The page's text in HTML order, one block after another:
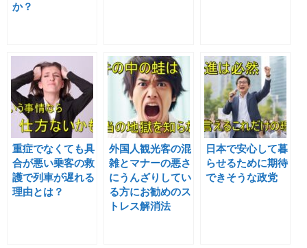
か？
重症でなくても具
合が悪い乗客の救
護で列車が遅れる
理由とは？
外国人観光客の混
雑とマナーの悪さ
にうんざりしてい
る方にお勧めのス
トレス解消法
日本で安心して暮
らせるために期待
できそうな政党